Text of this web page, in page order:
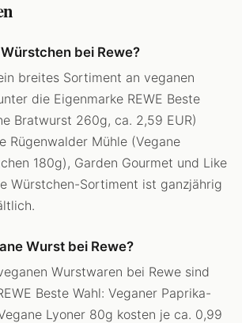
bei Rewe?
breites Sortiment an veganen
die Eigenmarke REWE Beste
Bratwurst 260g, ca. 2,59 EUR)
Rügenwalder Mühle (Vegane
180g), Garden Gourmet und Like
Würstchen-Sortiment ist ganzjährig
Wurst bei Rewe?
Wurstwaren bei Rewe sind
Beste Wahl: Veganer Paprika-
Lyoner 80g kosten je ca. 0,99